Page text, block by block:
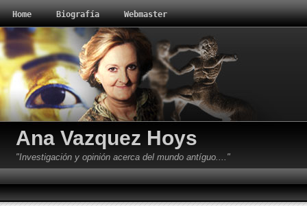
Home Biografía Webmaster
Ana Vazquez Hoys
"Investigación y opinión acerca del mundo antíguo...."